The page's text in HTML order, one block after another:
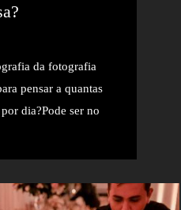
da fotografia
pensar a quantas
dia?Pode ser no